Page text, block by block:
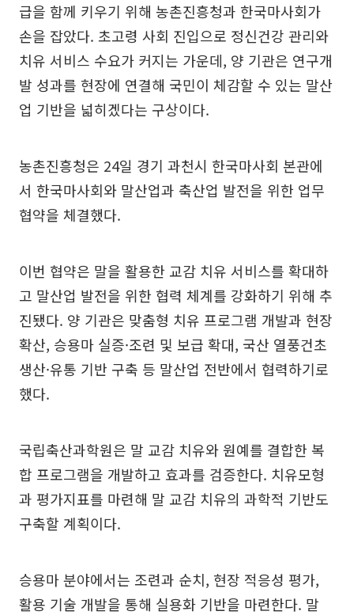
급을 함께 키우기 위해 농촌진흥청과 한국마사회가
손을 잡았다. 초고령 사회 진입으로 정신건강 관리와
치유 서비스 수요가 커지는 가운데, 양 기관은 연구개
발 성과를 현장에 연결해 국민이 체감할 수 있는 말산
업 기반을 넓히겠다는 구상이다.
농촌진흥청은 24일 경기 과천시 한국마사회 본관에
서 한국마사회와 말산업과 축산업 발전을 위한 업무
협약을 체결했다.
이번 협약은 말을 활용한 교감 치유 서비스를 확대하
고 말산업 발전을 위한 협력 체계를 강화하기 위해 추
진됐다. 양 기관은 맞춤형 치유 프로그램 개발과 현장
확산, 승용마 실증·조련 및 보급 확대, 국산 열풍건초
생산·유통 기반 구축 등 말산업 전반에서 협력하기로
했다.
국립축산과학원은 말 교감 치유와 원예를 결합한 복
합 프로그램을 개발하고 효과를 검증한다. 치유모형
과 평가지표를 마련해 말 교감 치유의 과학적 기반도
구축할 계획이다.
승용마 분야에서는 조련과 순치, 현장 적응성 평가,
활용 기술 개발을 통해 실용화 기반을 마련한다. 말